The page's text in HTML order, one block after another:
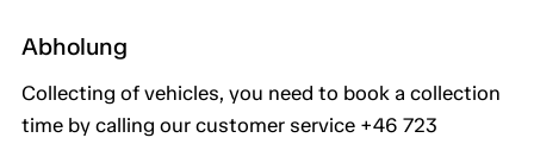
Abholung
Collecting of vehicles, you need to book a collection
time by calling our customer service +46 723